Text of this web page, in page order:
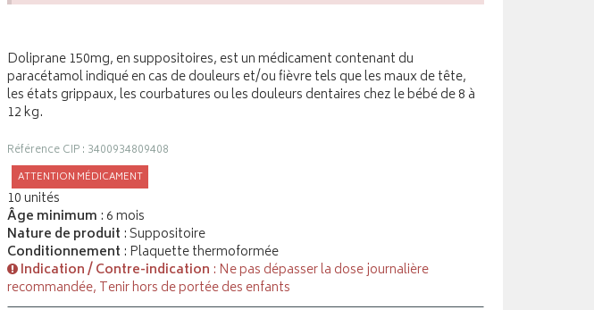
Doliprane 150mg, en suppositoires, est un médicament contenant du
paracétamol indiqué en cas de douleurs et/ou fièvre tels que les maux de tête,
les états grippaux, les courbatures ou les douleurs dentaires chez le bébé de 8 à
12 kg.
Référence CIP : 3400934809408
ATTENTION MÉDICAMENT
10 unités
Âge minimum : 6 mois
Nature de produit : Suppositoire
Conditionnement : Plaquette thermoformée
Indication / Contre-indication : Ne pas dépasser la dose journalière
recommandée, Tenir hors de portée des enfants